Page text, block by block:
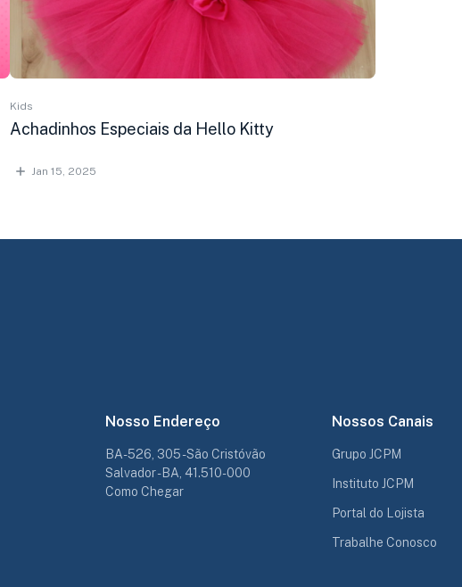
Kids
Achadinhos Especiais da Hello Kitty
Jan 15, 2025
Nosso Endereço
BA-526, 305 - São Cristóvão
Salvador - BA, 41.510-000
Como Chegar
Nossos Canais
Grupo JCPM
Instituto JCPM
Portal do Lojista
Trabalhe Conosco